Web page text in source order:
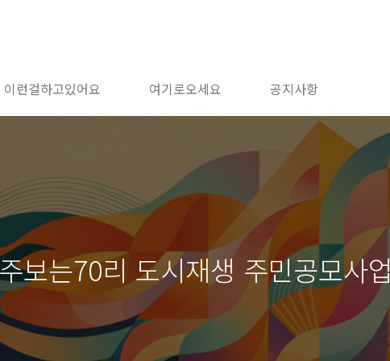
이런걸하고있어요 여기로오세요 공지사항
보는70리 도시재생 주민공모사